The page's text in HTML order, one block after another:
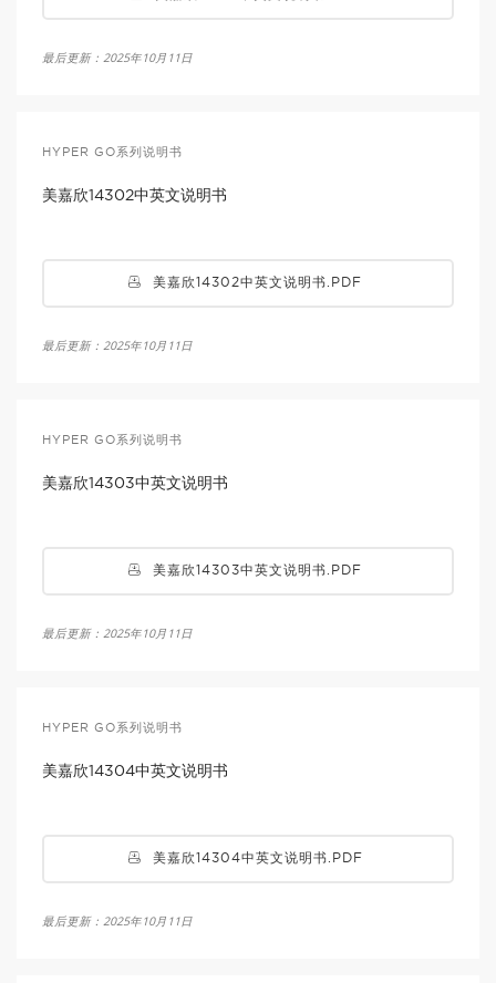
最后更新：2025年10月11日
HYPER GO系列说明书
美嘉欣14302中英文说明书
美嘉欣14302中英文说明书.PDF
最后更新：2025年10月11日
HYPER GO系列说明书
美嘉欣14303中英文说明书
美嘉欣14303中英文说明书.PDF
最后更新：2025年10月11日
HYPER GO系列说明书
美嘉欣14304中英文说明书
美嘉欣14304中英文说明书.PDF
最后更新：2025年10月11日